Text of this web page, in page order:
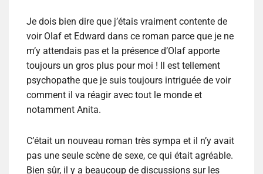
Je dois bien dire que j’étais vraiment contente de
voir Olaf et Edward dans ce roman parce que je ne
m’y attendais pas et la présence d’Olaf apporte
toujours un gros plus pour moi ! Il est tellement
psychopathe que je suis toujours intriguée de voir
comment il va réagir avec tout le monde et
notamment Anita.
C’était un nouveau roman très sympa et il n’y avait
pas une seule scène de sexe, ce qui était agréable.
Bien sûr, il y a beaucoup de discussions sur les